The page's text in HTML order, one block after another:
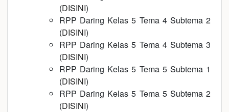
(DISINI)
RPP Daring Kelas 5 Tema 4 Subtema 2
(DISINI)
RPP Daring Kelas 5 Tema 4 Subtema 3
(DISINI)
RPP Daring Kelas 5 Tema 5 Subtema 1
(DISINI)
RPP Daring Kelas 5 Tema 5 Subtema 2
(DISINI)